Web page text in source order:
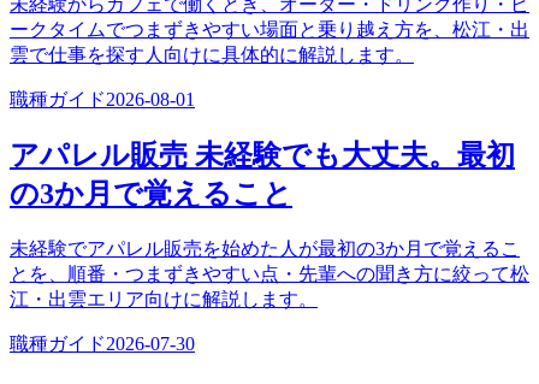
ークタイムでつまずきやすい場面と乗り越え方を、松江・出
雲で仕事を探す人向けに具体的に解説します。
職種ガイド2026-08-01
アパレル販売 未経験でも大丈夫。最初
の3か月で覚えること
未経験でアパレル販売を始めた人が最初の3か月で覚えるこ
とを、順番・つまずきやすい点・先輩への聞き方に絞って松
江・出雲エリア向けに解説します。
職種ガイド2026-07-30